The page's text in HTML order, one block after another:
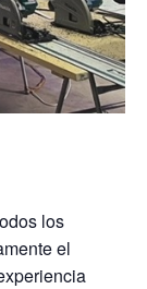
los
el